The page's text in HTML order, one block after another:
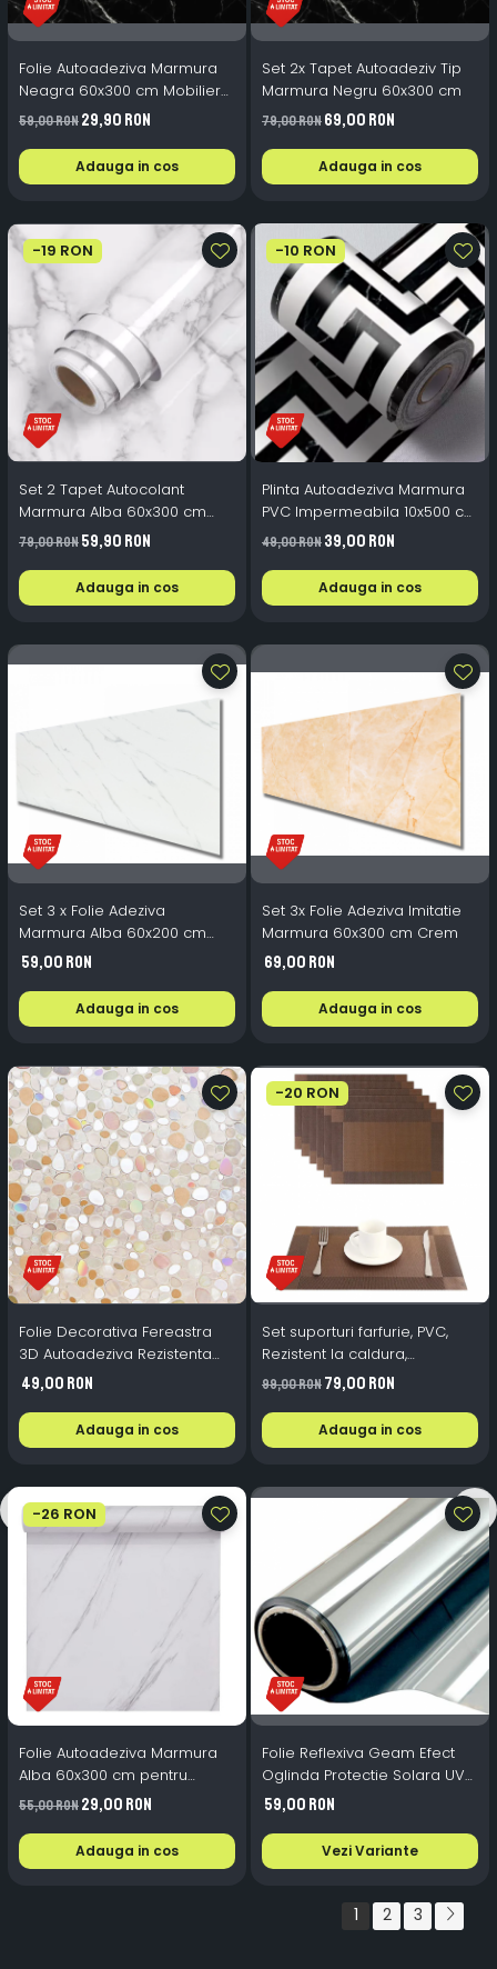
Folie Autoadeziva Marmura
Neagra 60x300 cm Mobilier
Blat Bucatarie
59,00 RON29,90 RON
Adauga in cos
Set 2x Tapet Autoadeziv Tip
Marmura Negru 60x300 cm
79,00 RON69,00 RON
Adauga in cos
-19 RON
Set 2 Tapet Autocolant
Marmura Alba 60x300 cm
Autoadeziv Mobila
79,00 RON59,90 RON
Adauga in cos
-10 RON
Plinta Autoadeziva Marmura
PVC Impermeabila 10x500 cm
Pardoseala Perete
49,00 RON39,00 RON
Adauga in cos
Set 3 x Folie Adeziva
Marmura Alba 60x200 cm
Autocolant Mobila
59,00 RON
Adauga in cos
Set 3x Folie Adeziva Imitatie
Marmura 60x300 cm Crem
69,00 RON
Adauga in cos
Folie Decorativa Fereastra
3D Autoadeziva Rezistenta
UV 45x300 cm
49,00 RON
Adauga in cos
-20 RON
Set suporturi farfurie, PVC,
Rezistent la caldura,
antiderapant, 6 piese, Maro
99,00 RON79,00 RON
Adauga in cos
-26 RON
Folie Autoadeziva Marmura
Alba 60x300 cm pentru
Bucatarie si Mobilier
55,00 RON29,00 RON
Adauga in cos
Folie Reflexiva Geam Efect
Oglinda Protectie Solara UV
60x300 cm
59,00 RON
Vezi Variante
1 2 3